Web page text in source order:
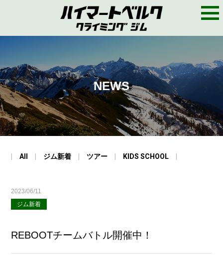
M
NEWS
All ジム新着 ツアー KIDS SCHOOL
2023/06/11
ジム新着
REBOOTチームバトル開催中！